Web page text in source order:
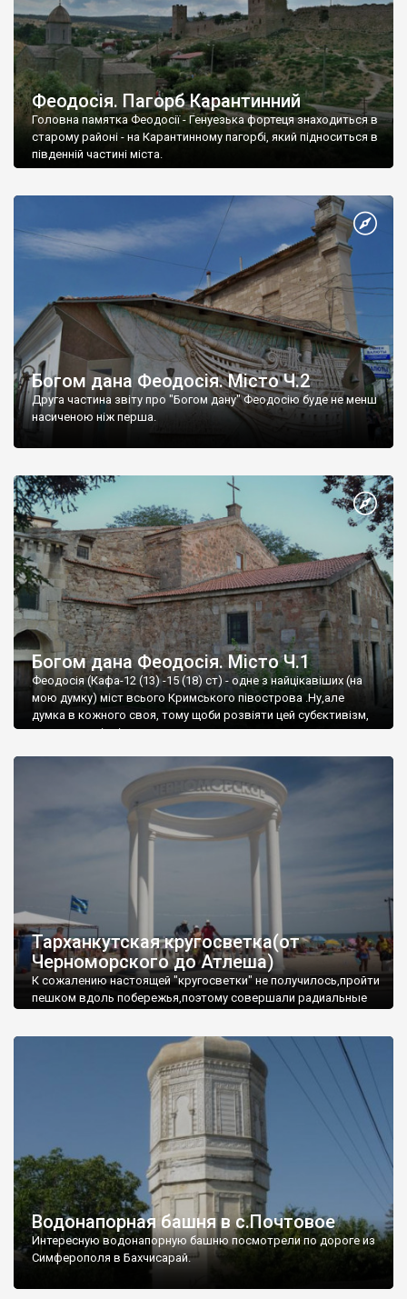
Феодосія. Пагорб Карантинний
Головна памятка Феодосії - Генуезька фортеця знаходиться в
старому районі - на Карантинному пагорбі, який підноситься в
південній частині міста.
Богом дана Феодосія. Місто Ч.2
Друга частина звіту про "Богом дану" Феодосію буде не менш
насиченою ніж перша.
Богом дана Феодосія. Місто Ч.1
Феодосія (Кафа-12 (13) -15 (18) ст) - одне з найцікавіших (на
мою думку) міст всього Кримського півострова .Ну,але
думка в кожного своя, тому щоби розвіяти цей субєктивізм,
запрошую відвідати це
Тарханкутская кругосветка(от
Черноморского до Атлеша)
К сожалению настоящей "кругосветки" не получилось,пройти
пешком вдоль побережья,поэтому совершали радиальные
Водонапорная башня в с.Почтовое
Интересную водонапорную башню посмотрели по дороге из
Симферополя в Бахчисарай.